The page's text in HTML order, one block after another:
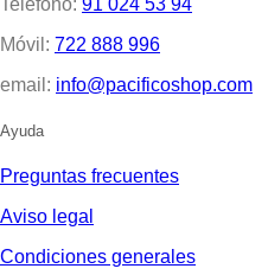
Móvil: 722 888 996
email: info@pacificoshop.com
Ayuda
Preguntas frecuentes
Aviso legal
Condiciones generales